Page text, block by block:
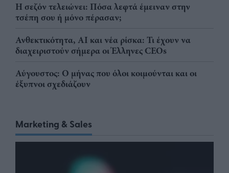
Η σεζόν τελειώνει: Πόσα λεφτά έμειναν στην
τσέπη σου ή μόνο πέρασαν;
Ανθεκτικότητα, AI και νέα ρίσκα: Τι έχουν να
διαχειριστούν σήμερα οι Έλληνες CEOs
Αύγουστος: Ο μήνας που όλοι κοιμούνται και οι
έξυπνοι σχεδιάζουν
Marketing & Sales